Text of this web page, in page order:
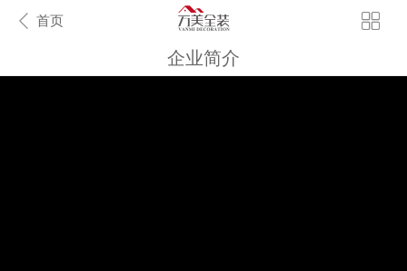
首页
企业简介